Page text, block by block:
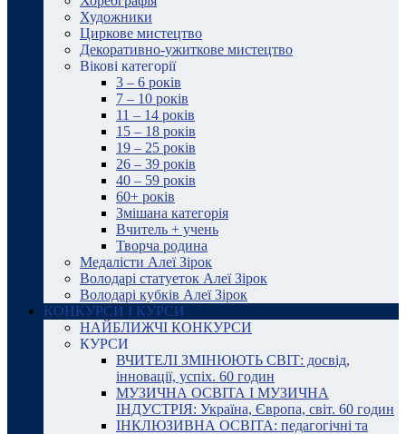
Художники
Циркове мистецтво
Декоративно-ужиткове мистецтво
Вікові категорії
3 – 6 років
7 – 10 років
11 – 14 років
15 – 18 років
19 – 25 років
26 – 39 років
40 – 59 років
60+ років
Змішана категорія
Вчитель + учень
Творча родина
Медалісти Алеї Зірок
Володарі статуеток Алеї Зірок
Володарі кубків Алеї Зірок
КОНКУРСИ І КУРСИ
НАЙБЛИЖЧІ КОНКУРСИ
КУРСИ
ВЧИТЕЛІ ЗМІНЮЮТЬ СВІТ: досвід,
інновації, успіх. 60 годин
МУЗИЧНА ОСВІТА І МУЗИЧНА
ІНДУСТРІЯ: Україна, Європа, світ. 60 годин
ІНКЛЮЗИВНА ОСВІТА: педагогічні та